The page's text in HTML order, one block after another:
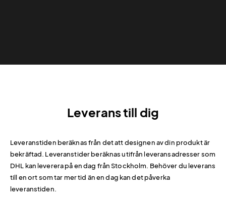
Leverans till dig
Leveranstiden beräknas från det att designen av din produkt är
bekräftad. Leveranstider beräknas utifrån leveransadresser som
DHL kan leverera på en dag från Stockholm. Behöver du leverans
till en ort som tar mer tid än en dag kan det påverka
leveranstiden.